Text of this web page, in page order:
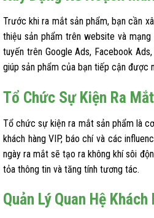
Trước khi ra mắt sản phẩm, bạn cần
thiệu sản phẩm trên website và
tuyến trên Google Ads, Facebook
giúp sản phẩm của bạn tiếp cận được
Tổ Chức Sự Kiện Ra
Tổ chức sự kiện ra mắt sản phẩm là
khách hàng VIP, báo chí và các
ngày ra mắt sẽ tạo ra không khí sôi
tỏa thông tin và tăng tính tương tác.
Quản Lý Quan Hệ